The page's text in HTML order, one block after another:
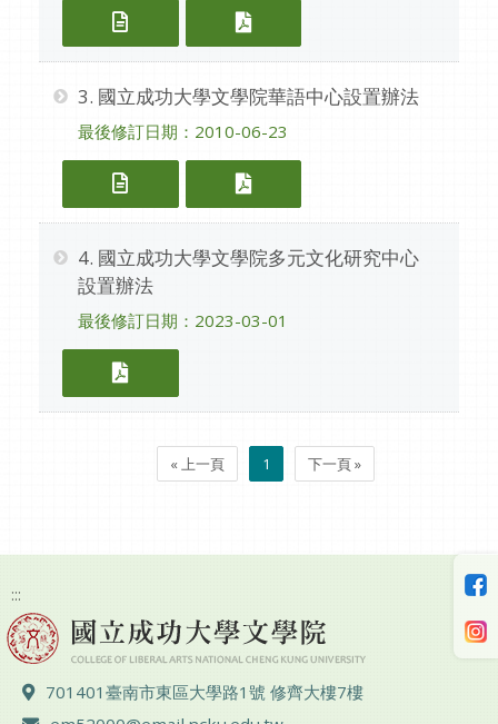
2. 國立成功大學文學院外語中心設置
2. 國立成功大學文學院外
3. 國立成功大學文學院華語中心設置辦法
最後修訂日期：2010-06-23
3. 國立成功大學文學院華語中心設置
3. 國立成功大學文學院華
4. 國立成功大學文學院多元文化研究中心
設置辦法
最後修訂日期：2023-03-01
4. 國立成功大學文學院多元文化研究
« 上一頁 1 下一頁 »
:::
地址 ：
701401臺南市東區大學路1號 修齊大樓7樓